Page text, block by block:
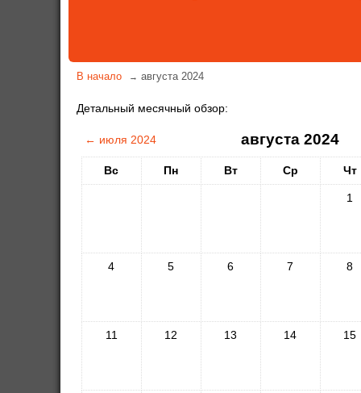
В начало → августа 2024
Детальный месячный обзор:
← июля 2024 августа 2024
Вс Пн Вт Ср Чт
1
4 5 6 7 8
11 12 13 14 15